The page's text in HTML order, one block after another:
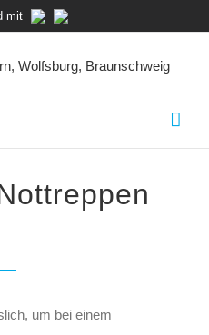
mit
um bei einem